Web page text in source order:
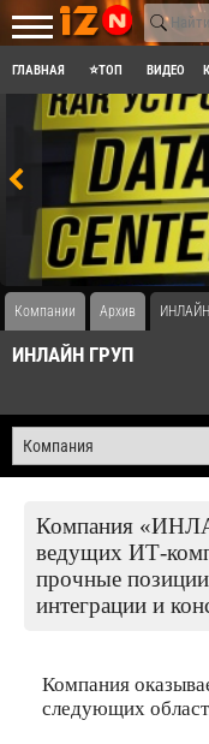
ГЛАВНАЯ ⭐ТОП ВИДЕО
Компании Архив
ИНЛАЙН ГРУП
Компания
ведущих ИТ-
прочные
интеграции и
Компания
следующих